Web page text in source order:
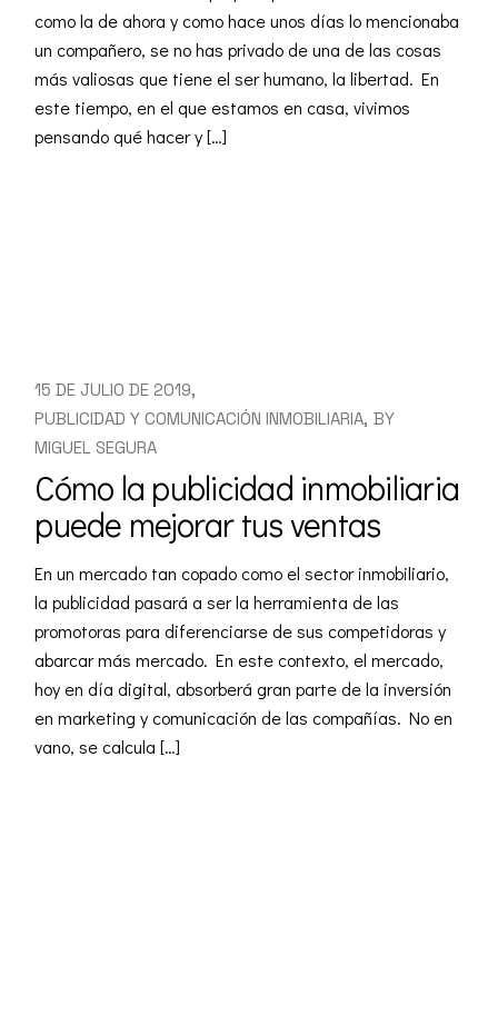
como la de ahora y como hace unos días lo mencionaba
un compañero, se no has privado de una de las cosas
más valiosas que tiene el ser humano, la libertad. En
este tiempo, en el que estamos en casa, vivimos
pensando qué hacer y […]
15 DE JULIO DE 2019
PUBLICIDAD Y COMUNICACIÓN INMOBILIARIA BY
MIGUEL SEGURA
Cómo la publicidad inmobiliaria
puede mejorar tus ventas
En un mercado tan copado como el sector inmobiliario,
la publicidad pasará a ser la herramienta de las
promotoras para diferenciarse de sus competidoras y
abarcar más mercado. En este contexto, el mercado,
hoy en día digital, absorberá gran parte de la inversión
en marketing y comunicación de las compañías. No en
vano, se calcula […]